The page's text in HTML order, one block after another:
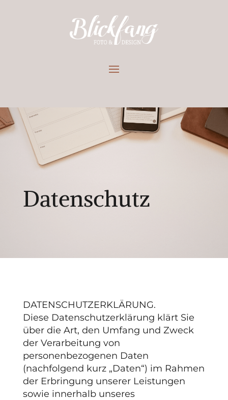
Datenschutz
DATEN­SCHUTZ­ERKLÄRUNG.
Diese Datenschutzerklärung klärt Sie
über die Art, den Umfang und Zweck
der Verarbeitung von
personenbezogenen Daten
(nachfolgend kurz „Daten“) im Rahmen
der Erbringung unserer Leistungen
sowie innerhalb unseres